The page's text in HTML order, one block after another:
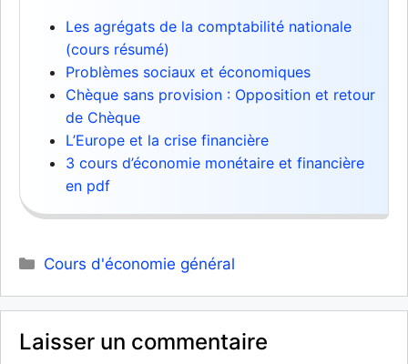
Les agrégats de la comptabilité nationale
(cours résumé)
Problèmes sociaux et économiques
Chèque sans provision : Opposition et retour
de Chèque
L’Europe et la crise financière
3 cours d’économie monétaire et financière
en pdf
Catégories
Cours d'économie général
Laisser un commentaire